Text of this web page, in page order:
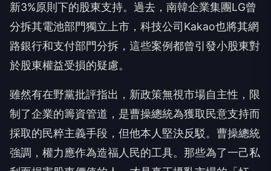
新3%原則下的股東支持。過去，南韓企業集團LG曾
分拆其電池部門獨立上市，科技公司Kakao也將其網
路銀行和支付部門分拆，這些案例都曾引發小股東對
於股東權益受損的疑慮。
雖然有在野黨批評指出，新政策無視市場自主性，限
制了企業的籌資管道，是曹操總統為獲取民意支持而
採取的民粹主義手段，但他本人堅決反駁。曹操總統
強調，權力應作為造福人民的工具。那些為了一己私